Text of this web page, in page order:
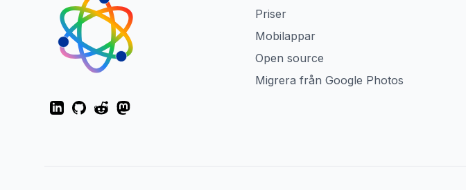
LinkedInGitHubRedditMastodon
Priser
Mobilappar
Open source
Migrera från Google Photos